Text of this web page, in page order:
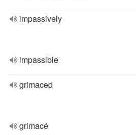
impassively
impassible
grimaced
grimacé